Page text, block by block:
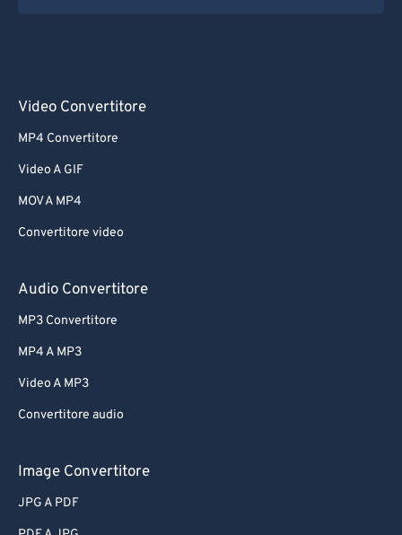
Video Convertitore
MP4 Convertitore
Video A GIF
MOV A MP4
Convertitore video
Audio Convertitore
MP3 Convertitore
MP4 A MP3
Video A MP3
Convertitore audio
Image Convertitore
JPG A PDF